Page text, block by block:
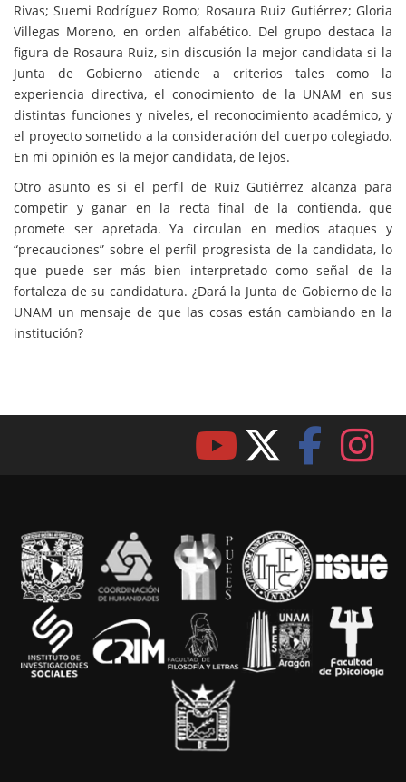
Rivas; Suemi Rodríguez Romo; Rosaura Ruiz Gutiérrez; Gloria
Villegas Moreno, en orden alfabético. Del grupo destaca la
figura de Rosaura Ruiz, sin discusión la mejor candidata si la
Junta de Gobierno atiende a criterios tales como la
experiencia directiva, el conocimiento de la UNAM en sus
distintas funciones y niveles, el reconocimiento académico, y
el proyecto sometido a la consideración del cuerpo colegiado.
En mi opinión es la mejor candidata, de lejos.
Otro asunto es si el perfil de Ruiz Gutiérrez alcanza para
competir y ganar en la recta final de la contienda, que
promete ser apretada. Ya circulan en medios ataques y
“precauciones” sobre el perfil progresista de la candidata, lo
que puede ser más bien interpretado como señal de la
fortaleza de su candidatura. ¿Dará la Junta de Gobierno de la
UNAM un mensaje de que las cosas están cambiando en la
institución?